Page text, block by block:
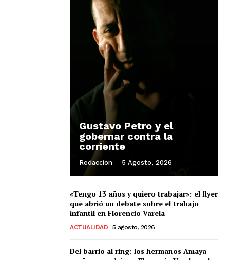
Gustavo Petro y el
gobernar contra la
corriente
Redaccion - 5 Agosto, 2026
«Tengo 13 años y quiero trabajar»: el flyer
que abrió un debate sobre el trabajo
infantil en Florencio Varela
ACTUALIDAD 5 agosto, 2026
Del barrio al ring: los hermanos Amaya